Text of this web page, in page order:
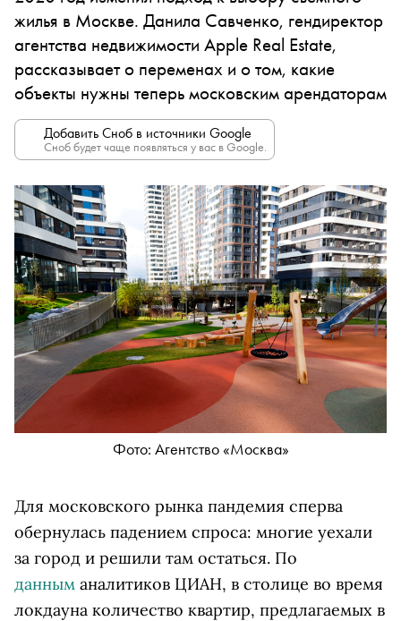
жилья в Москве. Данила Савченко, гендиректор
агентства недвижимости Apple Real Estate,
рассказывает о переменах и о том, какие
объекты нужны теперь московским арендаторам
Добавить Сноб в источники Google
Сноб будет чаще появляться у вас в Google.
Фото: Агентство «Москва»
Для московского рынка пандемия сперва
обернулась падением спроса: многие уехали
за город и решили там остаться. По
данным аналитиков ЦИАН, в столице во время
локдауна количество квартир, предлагаемых в